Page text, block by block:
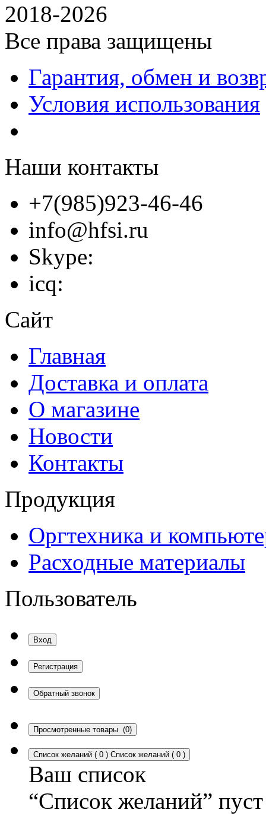
2018-2026
Все права защищены
Гарантия, обмен и
Условия использования
Наши контакты
+7(985)923-46-46
info@hfsi.ru
Skype:
icq:
Сайт
Главная
Доставка и оплата
О магазине
Новости
Контакты
Продукция
Оргтехника и
Расходные материалы
Пользователь
Вход
Регистрация
Обратный звонок
Просмотренные товары (0)
Список желаний ( 0 ) Список желаний ( 0 )
Ваш список
“Список желаний” пуст